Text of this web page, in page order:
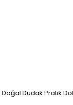
Doğal Dudak Pratik